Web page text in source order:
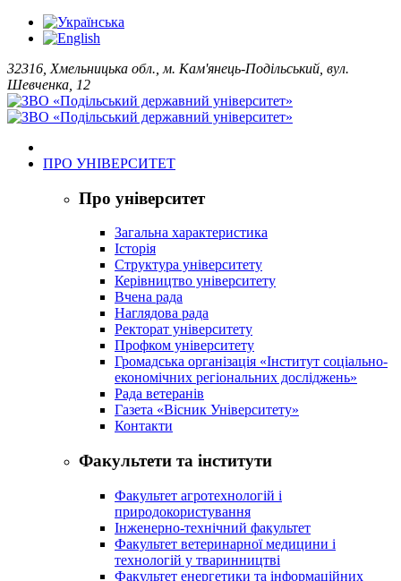
32316, Хмельницька обл., м. Кам'янець-Подільський, вул.
Шевченка, 12
ПРО УНІВЕРСИТЕТ
Про університет
Загальна характеристика
Історія
Структура університету
Керівництво університету
Вчена рада
Наглядова рада
Ректорат університету
Профком університету
Громадська організація «Інститут соціально-
економічних регіональних досліджень»
Рада ветеранів
Газета «Вісник Університету»
Контакти
Факультети та інститути
Факультет агротехнологій і
природокористування
Інженерно-технічний факультет
Факультет ветеринарної медицини і
технологій у тваринництві
Факультет енергетики та інформаційних